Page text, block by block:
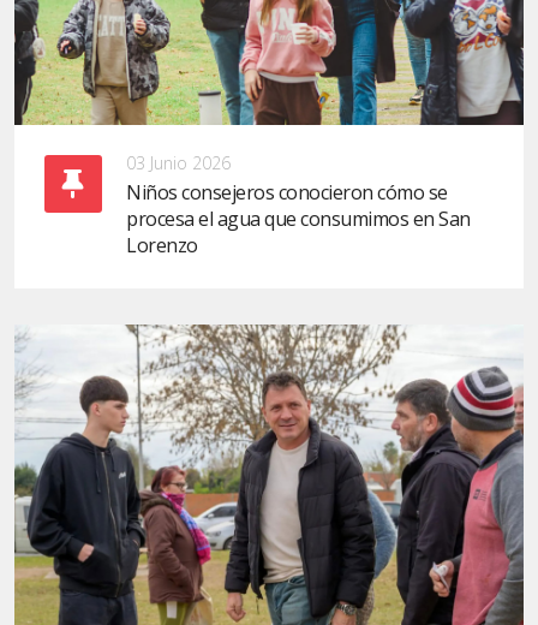
03 Junio 2026
Niños consejeros conocieron cómo se
procesa el agua que consumimos en San
Lorenzo